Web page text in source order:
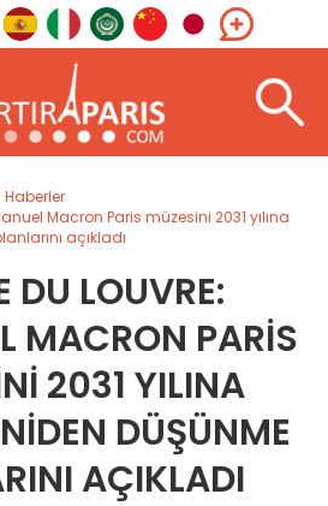
Haberler
Macron Paris müzesini 2031 yılına
açıkladı
DU LOUVRE:
MACRON PARIS
2031 YILINA
DÜŞÜNME
AÇIKLADI